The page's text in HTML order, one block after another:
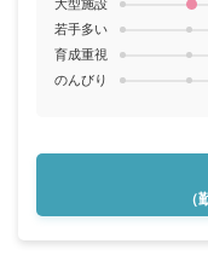
大型施設
若手多い
育成重視
のんびり
（